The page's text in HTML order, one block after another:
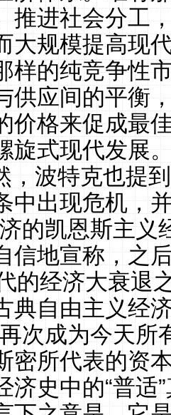
推进社会分工
大规模提高现
样的纯竞争性
供应间的平衡
价格来促成最
旋式现代发展
，波特克也提
中出现危机，
的凯恩斯主义
信地宣称，之
的经济大衰退
典自由主义经
再次成为今天所
密所代表的资
济史中的“普适